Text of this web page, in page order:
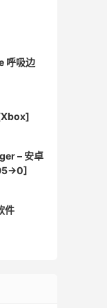
呼吸边
– 安卓
件